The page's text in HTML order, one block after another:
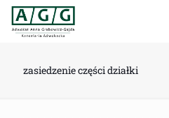
zasiedzenie części działki